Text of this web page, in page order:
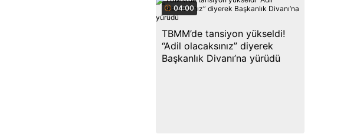
04:00
TBMM’de tansiyon yükseldi!
“Adil olacaksınız” diyerek
Başkanlık Divanı’na yürüdü